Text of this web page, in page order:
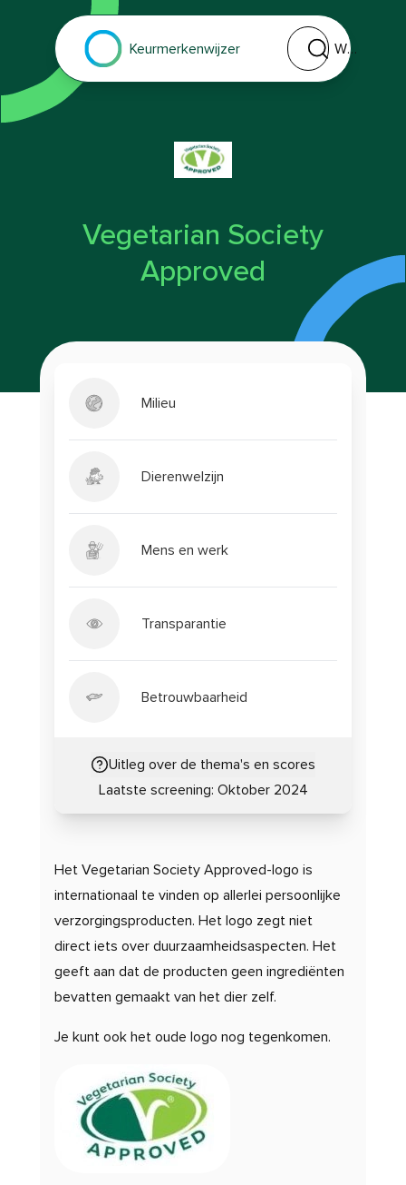
Keurmerkenwijzer
Welk keurmerk of
Vegetarian Society
Approved
Milieu
Dierenwelzijn
Mens en werk
Transparantie
Betrouwbaarheid
Uitleg over de thema's en scores
Laatste screening: Oktober 2024
Het Vegetarian Society Approved-logo is
internationaal te vinden op allerlei persoonlijke
verzorgingsproducten. Het logo zegt niet
direct iets over duurzaamheidsaspecten. Het
geeft aan dat de producten geen ingrediënten
bevatten gemaakt van het dier zelf.
Je kunt ook het oude logo nog tegenkomen.